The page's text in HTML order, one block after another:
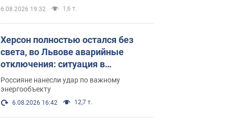
6.08.2026 19:32 1,6 т.
Херсон полностью остался без
света, во Львове аварийные
отключения: ситуация в
энергосистеме 6 августа
Россияне нанесли удар по важному
энергообъекту
6.08.2026 16:42 12,7 т.